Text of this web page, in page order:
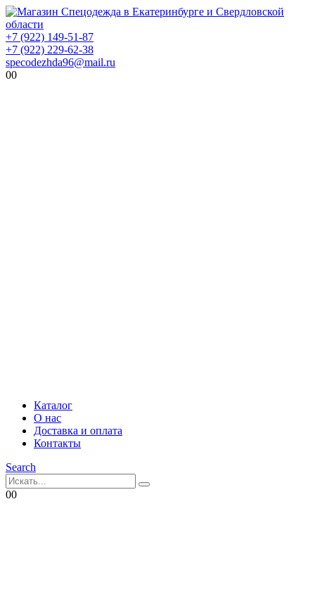
+7 (922) 149-51-87
+7 (922) 229-62-38
specodezhda96@mail.ru
00
Каталог
О нас
Доставка и оплата
Контакты
Search
00